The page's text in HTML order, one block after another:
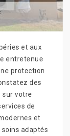
et aux
entretenue
protection
des
sur votre
de
et
adaptés